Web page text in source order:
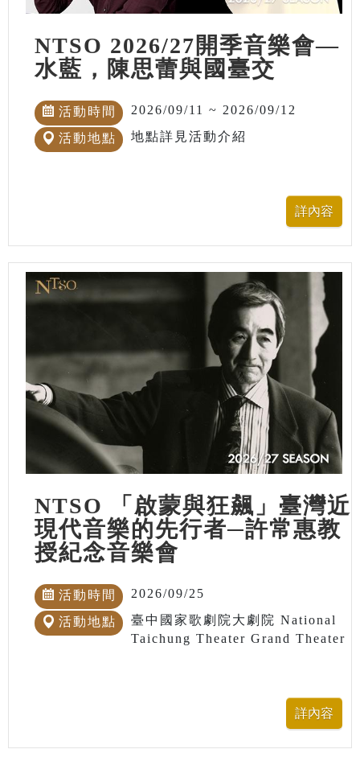
NTSO 2026/27開季音樂會—
水藍，陳思蕾與國臺交
活動時間 2026/09/11 ~ 2026/09/12
活動地點 地點詳見活動介紹
NTSO 「啟蒙與狂飆」臺灣近
現代音樂的先行者─許常惠教
授紀念音樂會
活動時間 2026/09/25
活動地點
臺中國家歌劇院大劇院 National
Taichung Theater Grand Theater